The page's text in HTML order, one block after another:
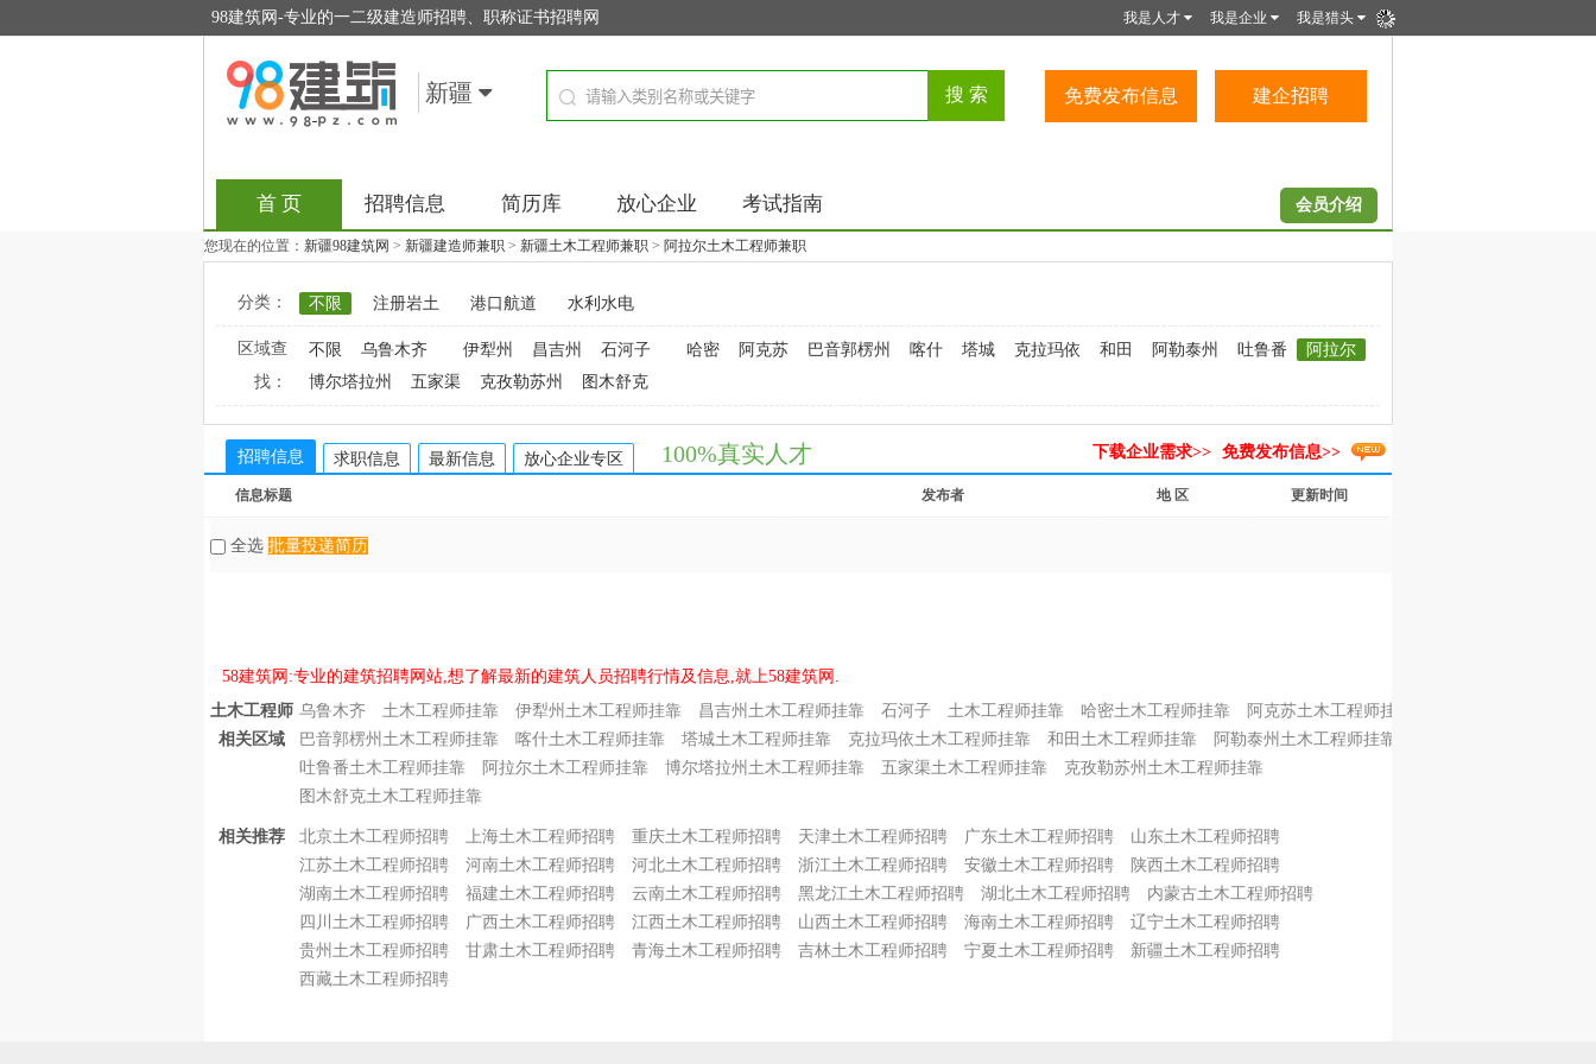
98建筑网-专业的一二级建造师招聘、职称证书招聘网 我是人才 我是企业 我是猎头
新疆 免费发布信息 建企招聘
首 页 招聘信息 简历库 放心企业 考试指南 会员介绍
您现在的位置： 新疆98建筑网 > 新疆建造师兼职 > 新疆土木工程师兼职 > 阿拉尔土木工程师兼职
分类： 不限 注册岩土 港口航道 水利水电
区域查
找：
不限 乌鲁木齐 伊犁州 昌吉州 石河子 哈密 阿克苏 巴音郭楞州 喀什 塔城 克拉玛依 和田 阿勒泰州 吐鲁番
阿拉尔
博尔塔拉州
五家渠 克孜勒苏州 图木舒克
招聘信息 求职信息 最新信息 放心企业专区 100%真实人才 下载企业需求>> 免费发布信息>>
信息标题 发布者 地 区 更新时间
全选 批量投递简历
58建筑网:专业的建筑招聘网站,想了解最新的建筑人员招聘行情及信息,就上58建筑网.
土木工程师
相关区域
乌鲁木齐 土木工程师挂靠 伊犁州土木工程师挂靠 昌吉州土木工程师挂靠 石河子 土木工程师挂靠 哈密土木工程师挂靠
阿克苏土木工程师挂靠
巴音郭楞州土木工程师挂靠
喀什土木工程师挂靠 塔城土木工程师挂靠 克拉玛依土木工程师挂靠 和田土木工程师挂靠
阿勒泰州土木工程师挂靠
吐鲁番土木工程师挂靠
阿拉尔土木工程师挂靠 博尔塔拉州土木工程师挂靠 五家渠土木工程师挂靠
克孜勒苏州土木工程师挂靠
图木舒克土木工程师挂靠
相关推荐 北京土木工程师招聘 上海土木工程师招聘 重庆土木工程师招聘 天津土木工程师招聘 广东土木工程师招聘
山东土木工程师招聘
江苏土木工程师招聘
河南土木工程师招聘 河北土木工程师招聘 浙江土木工程师招聘 安徽土木工程师招聘
陕西土木工程师招聘
湖南土木工程师招聘
福建土木工程师招聘 云南土木工程师招聘 黑龙江土木工程师招聘 湖北土木工程师招聘
内蒙古土木工程师招聘
四川土木工程师招聘
广西土木工程师招聘 江西土木工程师招聘 山西土木工程师招聘 海南土木工程师招聘
辽宁土木工程师招聘
贵州土木工程师招聘
甘肃土木工程师招聘 青海土木工程师招聘 吉林土木工程师招聘 宁夏土木工程师招聘
新疆土木工程师招聘
西藏土木工程师招聘